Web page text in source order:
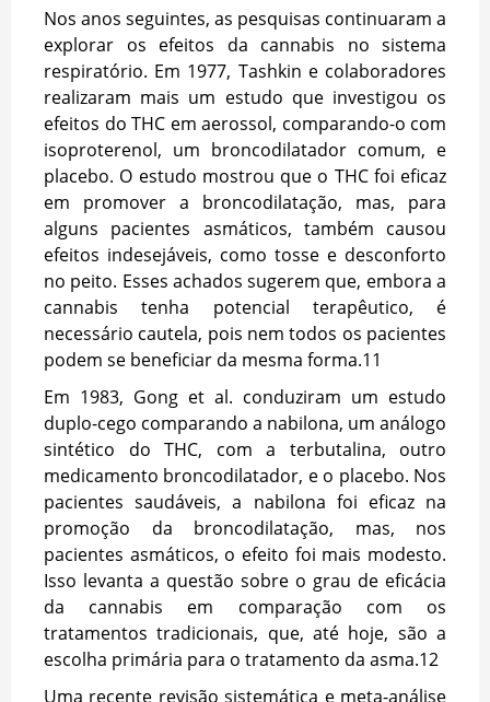
Nos anos seguintes, as pesquisas continuaram a
explorar os efeitos da cannabis no sistema
respiratório. Em 1977, Tashkin e colaboradores
realizaram mais um estudo que investigou os
efeitos do THC em aerossol, comparando-o com
isoproterenol, um broncodilatador comum, e
placebo. O estudo mostrou que o THC foi eficaz
em promover a broncodilatação, mas, para
alguns pacientes asmáticos, também causou
efeitos indesejáveis, como tosse e desconforto
no peito. Esses achados sugerem que, embora a
cannabis tenha potencial terapêutico, é
necessário cautela, pois nem todos os pacientes
podem se beneficiar da mesma forma.11
Em 1983, Gong et al. conduziram um estudo
duplo-cego comparando a nabilona, um análogo
sintético do THC, com a terbutalina, outro
medicamento broncodilatador, e o placebo. Nos
pacientes saudáveis, a nabilona foi eficaz na
promoção da broncodilatação, mas, nos
pacientes asmáticos, o efeito foi mais modesto.
Isso levanta a questão sobre o grau de eficácia
da cannabis em comparação com os
tratamentos tradicionais, que, até hoje, são a
escolha primária para o tratamento da asma.12
Uma recente revisão sistemática e meta-análise